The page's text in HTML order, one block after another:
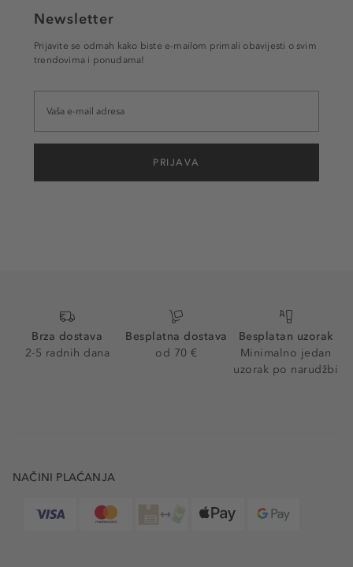
Newsletter
Prijavite se odmah kako biste e-mailom primali obavijesti o svim
trendovima i ponudama!
PRIJAVA
Brza dostava
2-5 radnih dana
Besplatna dostava
od 70 €
Besplatan uzorak
Minimalno jedan
uzorak po narudžbi
NAČINI PLAĆANJA